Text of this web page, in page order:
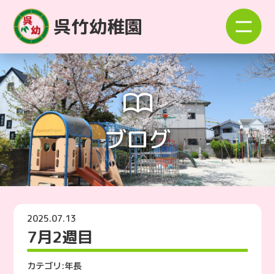
呉竹幼稚園
ブログ
2025.07.13
7月2週目
カテゴリ:年長